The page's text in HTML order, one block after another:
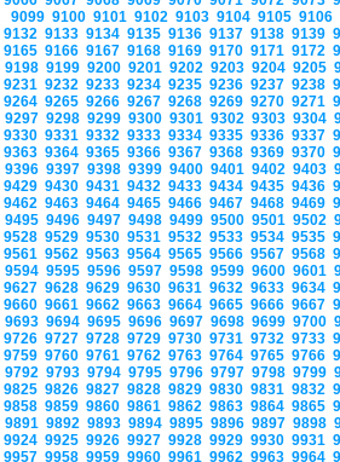
9099 9100 9101 9102 9103 9104 9105 9106
9132 9133 9134 9135 9136 9137 9138 9139
9165 9166 9167 9168 9169 9170 9171 9172
9198 9199 9200 9201 9202 9203 9204 9205
9231 9232 9233 9234 9235 9236 9237 9238
9264 9265 9266 9267 9268 9269 9270 9271
9297 9298 9299 9300 9301 9302 9303 9304
9330 9331 9332 9333 9334 9335 9336 9337
9363 9364 9365 9366 9367 9368 9369 9370
9396 9397 9398 9399 9400 9401 9402 9403
9429 9430 9431 9432 9433 9434 9435 9436
9462 9463 9464 9465 9466 9467 9468 9469
9495 9496 9497 9498 9499 9500 9501 9502
9528 9529 9530 9531 9532 9533 9534 9535
9561 9562 9563 9564 9565 9566 9567 9568
9594 9595 9596 9597 9598 9599 9600 9601
9627 9628 9629 9630 9631 9632 9633 9634
9660 9661 9662 9663 9664 9665 9666 9667
9693 9694 9695 9696 9697 9698 9699 9700
9726 9727 9728 9729 9730 9731 9732 9733
9759 9760 9761 9762 9763 9764 9765 9766
9792 9793 9794 9795 9796 9797 9798 9799
9825 9826 9827 9828 9829 9830 9831 9832
9858 9859 9860 9861 9862 9863 9864 9865
9891 9892 9893 9894 9895 9896 9897 9898
9924 9925 9926 9927 9928 9929 9930 9931
9957 9958 9959 9960 9961 9962 9963 9964